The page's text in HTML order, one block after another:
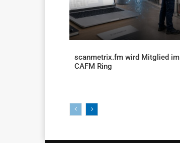
scanmetrix.fm wird Mitglied im
CAFM Ring